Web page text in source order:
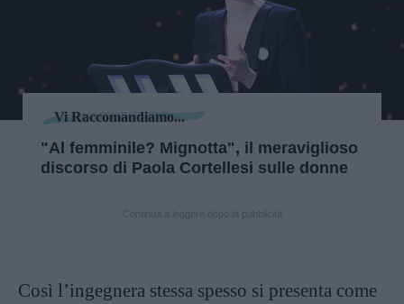
Vi Raccomandiamo...
"Al femminile? Mignotta", il meraviglioso
discorso di Paola Cortellesi sulle donne
Così l’ingegnera stessa spesso si presenta come